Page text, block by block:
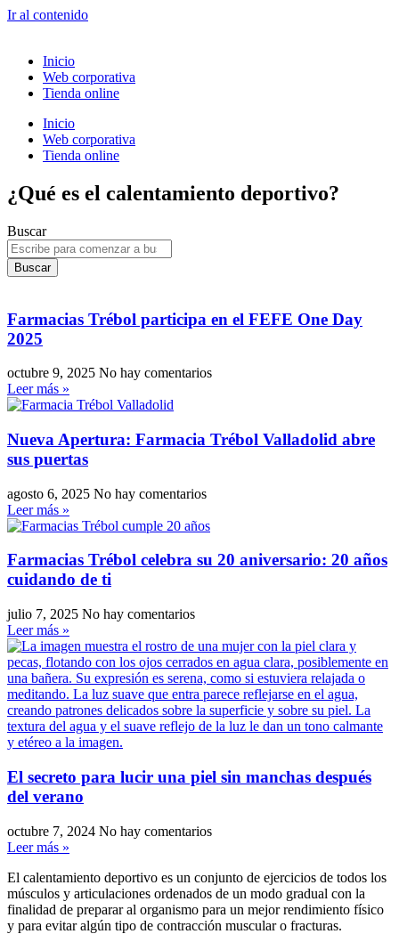
Ir al contenido
Inicio
Web corporativa
Tienda online
Inicio
Web corporativa
Tienda online
¿Qué es el calentamiento deportivo?
Buscar
Buscar
Farmacias Trébol participa en el FEFE One Day
2025
octubre 9, 2025 No hay comentarios
Leer más »
Nueva Apertura: Farmacia Trébol Valladolid abre
sus puertas
agosto 6, 2025 No hay comentarios
Leer más »
Farmacias Trébol celebra su 20 aniversario: 20 años
cuidando de ti
julio 7, 2025 No hay comentarios
Leer más »
El secreto para lucir una piel sin manchas después
del verano
octubre 7, 2024 No hay comentarios
Leer más »
El calentamiento deportivo es un conjunto de ejercicios de todos los
músculos y articulaciones ordenados de un modo gradual con la
finalidad de preparar al organismo para un mejor rendimiento físico
y para evitar algún tipo de contracción muscular o fracturas.